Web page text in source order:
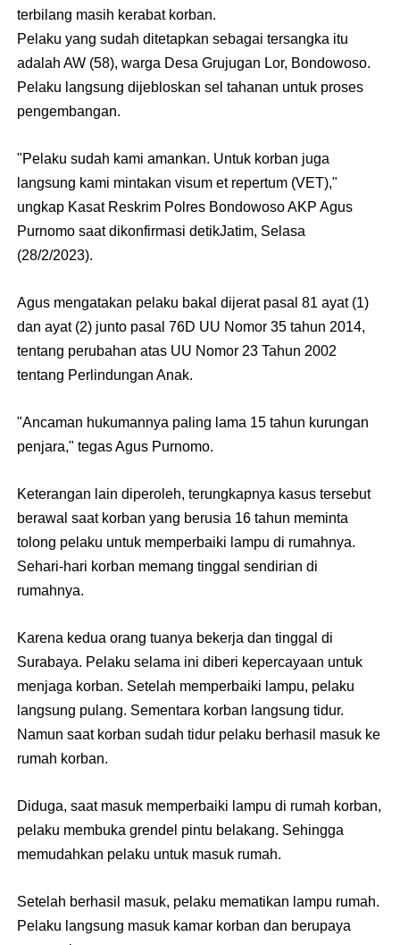
terbilang masih kerabat korban.
Pelaku yang sudah ditetapkan sebagai tersangka itu
adalah AW (58), warga Desa Grujugan Lor, Bondowoso.
Pelaku langsung dijebloskan sel tahanan untuk proses
pengembangan.
"Pelaku sudah kami amankan. Untuk korban juga
langsung kami mintakan visum et repertum (VET),"
ungkap Kasat Reskrim Polres Bondowoso AKP Agus
Purnomo saat dikonfirmasi detikJatim, Selasa
(28/2/2023).
Agus mengatakan pelaku bakal dijerat pasal 81 ayat (1)
dan ayat (2) junto pasal 76D UU Nomor 35 tahun 2014,
tentang perubahan atas UU Nomor 23 Tahun 2002
tentang Perlindungan Anak.
"Ancaman hukumannya paling lama 15 tahun kurungan
penjara," tegas Agus Purnomo.
Keterangan lain diperoleh, terungkapnya kasus tersebut
berawal saat korban yang berusia 16 tahun meminta
tolong pelaku untuk memperbaiki lampu di rumahnya.
Sehari-hari korban memang tinggal sendirian di
rumahnya.
Karena kedua orang tuanya bekerja dan tinggal di
Surabaya. Pelaku selama ini diberi kepercayaan untuk
menjaga korban. Setelah memperbaiki lampu, pelaku
langsung pulang. Sementara korban langsung tidur.
Namun saat korban sudah tidur pelaku berhasil masuk ke
rumah korban.
Diduga, saat masuk memperbaiki lampu di rumah korban,
pelaku membuka grendel pintu belakang. Sehingga
memudahkan pelaku untuk masuk rumah.
Setelah berhasil masuk, pelaku mematikan lampu rumah.
Pelaku langsung masuk kamar korban dan berupaya